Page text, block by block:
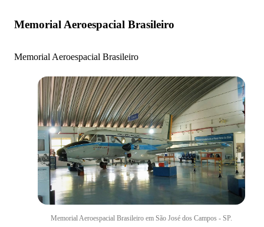
Memorial Aeroespacial Brasileiro
Memorial Aeroespacial Brasileiro
Memorial Aeroespacial Brasileiro em São José dos Campos - SP.